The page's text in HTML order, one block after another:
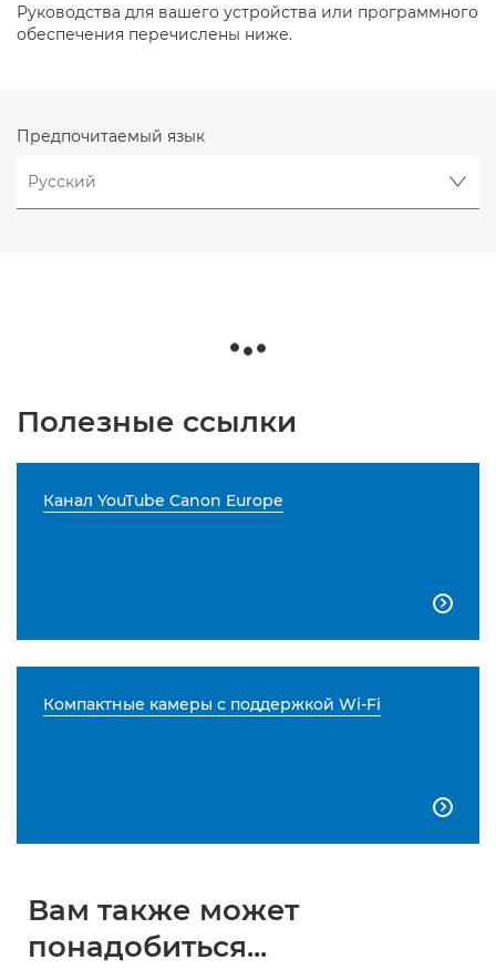
Руководства для вашего устройства или программного
обеспечения перечислены ниже.
Предпочитаемый язык
Полезные ссылки
Канал YouTube Canon Europe

Компактные камеры с поддержкой Wi-Fi

Вам также может
понадобиться...